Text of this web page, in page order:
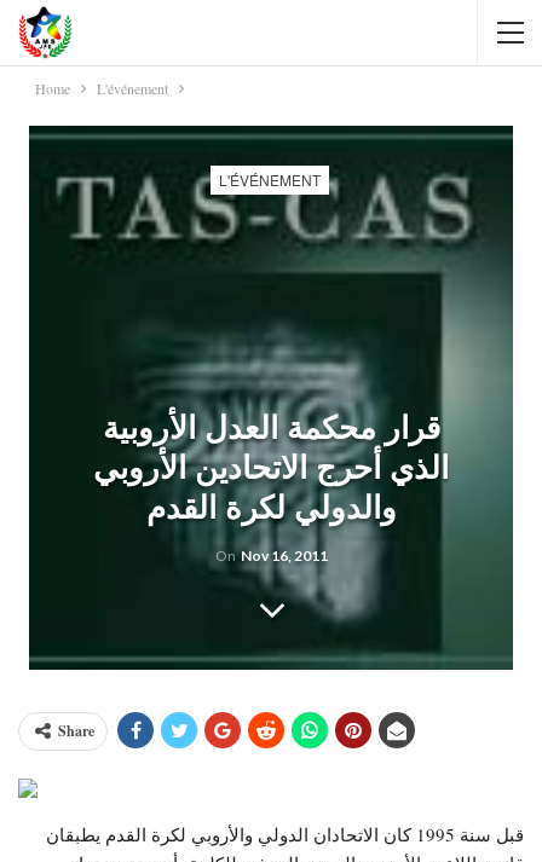
Home L'événement
L'ÉVÉNEMENT
قرار محكمة العدل الأروبية
الذي أحرج الاتحادين الأروبي
والدولي لكرة القدم
OnNov 16, 2011
Share
قبل سنة 1995 كان الاتحادان الدولي والأروبي لكرة القدم يطبقان